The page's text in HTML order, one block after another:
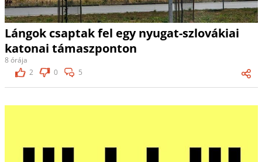
Lángok csaptak fel egy nyugat-szlovákiai
katonai támaszponton
8 órája
2
0 5